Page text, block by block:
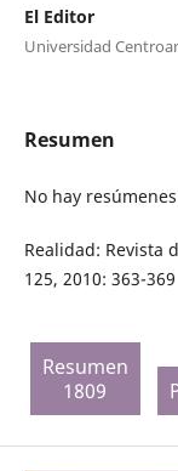
El Editor
Universidad
Resumen
No hay
Realidad: Revista
125, 2010: 363-369
Resumen
1809